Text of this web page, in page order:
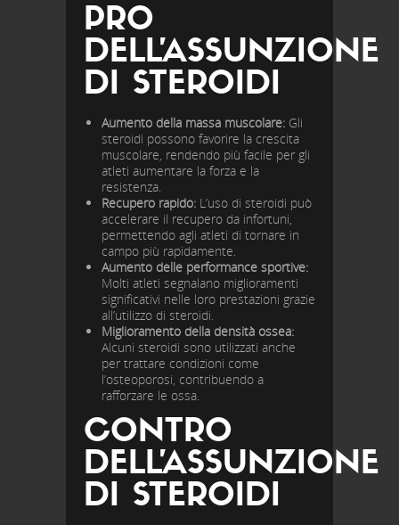
PRO
DELL’ASSUNZIONE
DI STEROIDI
Aumento della massa muscolare: Gli
steroidi possono favorire la crescita
muscolare, rendendo più facile per gli
atleti aumentare la forza e la
resistenza.
Recupero rapido: L’uso di steroidi può
accelerare il recupero da infortuni,
permettendo agli atleti di tornare in
campo più rapidamente.
Aumento delle performance sportive:
Molti atleti segnalano miglioramenti
significativi nelle loro prestazioni grazie
all’utilizzo di steroidi.
Miglioramento della densità ossea:
Alcuni steroidi sono utilizzati anche
per trattare condizioni come
l’osteoporosi, contribuendo a
rafforzare le ossa.
CONTRO
DELL’ASSUNZIONE
DI STEROIDI